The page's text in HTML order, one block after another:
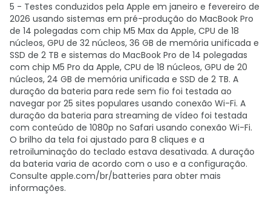
5 - Testes conduzidos pela Apple em janeiro e fevereiro de
2026 usando sistemas em pré-produção do MacBook Pro
de 14 polegadas com chip M5 Max da Apple, CPU de 18
núcleos, GPU de 32 núcleos, 36 GB de memória unificada e
SSD de 2 TB e sistemas do MacBook Pro de 14 polegadas
com chip M5 Pro da Apple, CPU de 18 núcleos, GPU de 20
núcleos, 24 GB de memória unificada e SSD de 2 TB. A
duração da bateria para rede sem fio foi testada ao
navegar por 25 sites populares usando conexão Wi-Fi. A
duração da bateria para streaming de vídeo foi testada
com conteúdo de 1080p no Safari usando conexão Wi-Fi.
O brilho da tela foi ajustado para 8 cliques e a
retroiluminação do teclado estava desativada. A duração
da bateria varia de acordo com o uso e a configuração.
Consulte apple.com/br/batteries para obter mais
informações.